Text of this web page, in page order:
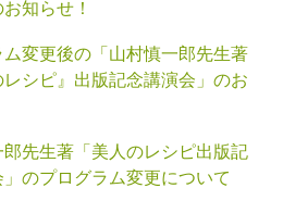
お知らせ！
ム変更後の「山村慎一郎先生著
レシピ』出版記念講演会」のお
郎先生著「美人のレシピ出版記
のプログラム変更について